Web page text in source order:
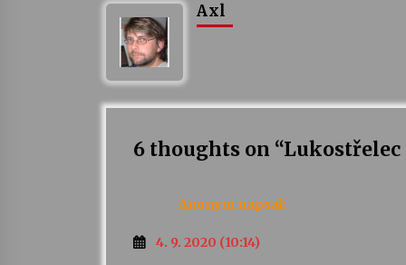
Axl
6 thoughts on “
Anonym napsal:
4. 9. 2020 (10:14)